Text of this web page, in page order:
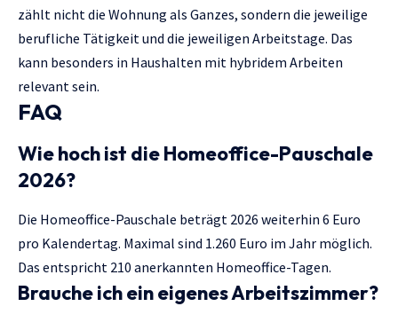
zählt nicht die Wohnung als Ganzes, sondern die jeweilige
berufliche Tätigkeit und die jeweiligen Arbeitstage. Das
kann besonders in Haushalten mit hybridem Arbeiten
relevant sein.
FAQ
Wie hoch ist die Homeoffice-Pauschale
2026?
Die Homeoffice-Pauschale beträgt 2026 weiterhin 6 Euro
pro Kalendertag. Maximal sind 1.260 Euro im Jahr möglich.
Das entspricht 210 anerkannten Homeoffice-Tagen.
Brauche ich ein eigenes Arbeitszimmer?